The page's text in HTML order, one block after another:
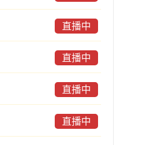
直播中
直播中
直播中
直播中